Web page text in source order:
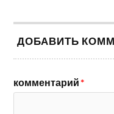
ДОБАВИТЬ
комментарий*